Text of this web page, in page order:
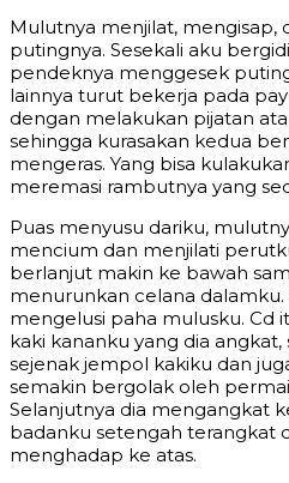
Mulutnya menjilat, mengisap,
putingnya. Sesekali aku
pendeknya menggesek
lainnya turut bekerja pada
dengan melakukan pijatan
sehingga kurasakan kedua
mengeras. Yang bisa
meremasi rambutnya yang
Puas menyusu dariku,
mencium dan menjilati
berlanjut makin ke bawah
menurunkan celana
mengelusi paha mulusku. Cd
kaki kananku yang dia
sejenak jempol kakiku dan
semakin bergolak oleh
Selanjutnya dia mengangkat
badanku setengah terangkat
menghadap ke atas.